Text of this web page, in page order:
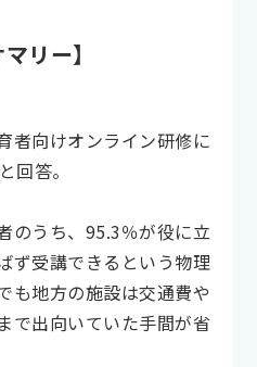
リー】
者向けオンライン研修に
回答。
のうち、95.3％が役に立
ず受講できるという物理
も地方の施設は交通費や
で出向いていた手間が省